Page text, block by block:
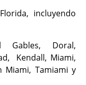
incluyendo
Gables, Doral,
Kendall, Miami,
Miami, Tamiami y